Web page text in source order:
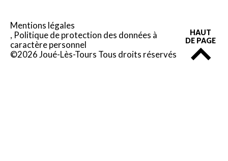
Mentions légales
Politique de protection des données à
caractère personnel
©2026 Joué-Lès-Tours Tous droits réservés
HAUT
DE PAGE